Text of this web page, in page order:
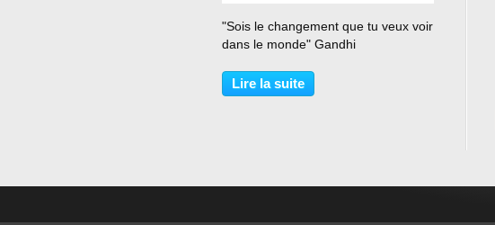
"Sois le changement que tu veux voir
dans le monde" Gandhi
Lire la suite